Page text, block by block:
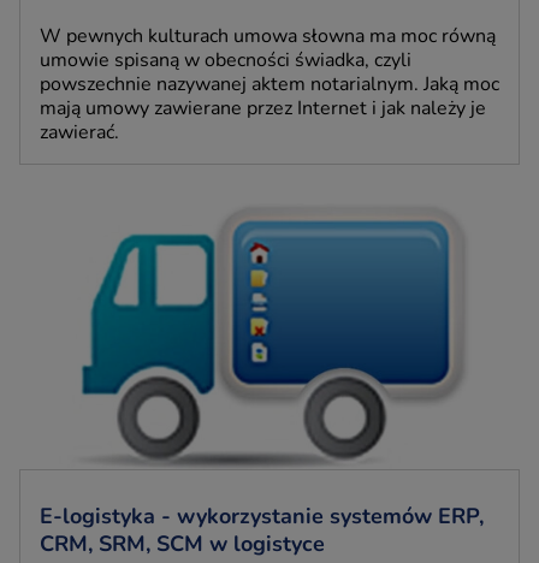
W pewnych kulturach umowa słowna ma moc równą
umowie spisaną w obecności świadka, czyli
powszechnie nazywanej aktem notarialnym. Jaką moc
mają umowy zawierane przez Internet i jak należy je
zawierać.
E-logistyka - wykorzystanie systemów ERP,
CRM, SRM, SCM w logistyce